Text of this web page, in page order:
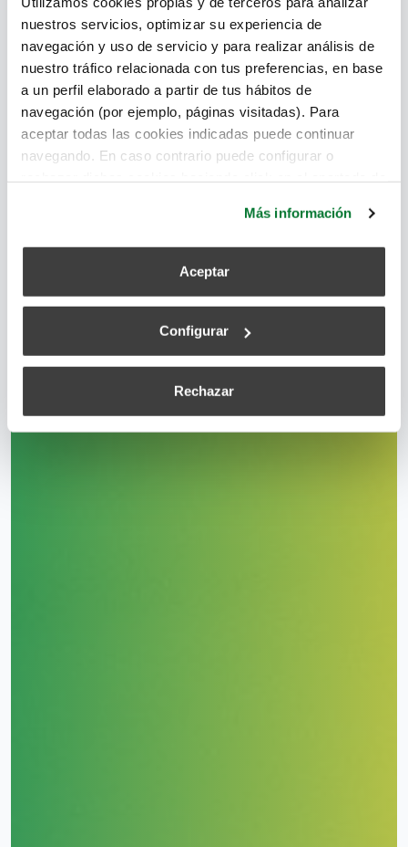
nuestros servicios, optimizar su experiencia de
navegación y uso de servicio y para realizar análisis de
nuestro tráfico relacionada con tus preferencias, en base
a un perfil elaborado a partir de tus hábitos de
navegación (por ejemplo, páginas visitadas). Para
aceptar todas las cookies indicadas puede continuar
navegando. En caso contrario puede configurar o
Más información
Aceptar
Configurar
Rechazar